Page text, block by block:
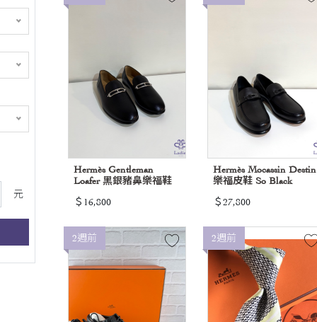
元
Hermès Gentleman
Loafer 黑銀豬鼻樂福鞋
＄16,800
Hermès Mocassin Destin
樂福皮鞋 So Black
＄27,800
2週前 2週前